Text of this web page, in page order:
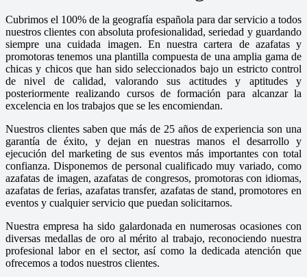
Cubrimos el 100% de la geografía española para dar servicio a todos
nuestros clientes con absoluta profesionalidad, seriedad y guardando
siempre una cuidada imagen. En nuestra cartera de azafatas y
promotoras tenemos una plantilla compuesta de una amplia gama de
chicas y chicos que han sido seleccionados bajo un estricto control
de nivel de calidad, valorando sus actitudes y aptitudes y
posteriormente realizando cursos de formación para alcanzar la
excelencia en los trabajos que se les encomiendan.
Nuestros clientes saben que más de 25 años de experiencia son una
garantía de éxito, y dejan en nuestras manos el desarrollo y
ejecución del marketing de sus eventos más importantes con total
confianza. Disponemos de personal cualificado muy variado, como
azafatas de imagen, azafatas de congresos, promotoras con idiomas,
azafatas de ferias, azafatas transfer, azafatas de stand, promotores en
eventos y cualquier servicio que puedan solicitarnos.
Nuestra empresa ha sido galardonada en numerosas ocasiones con
diversas medallas de oro al mérito al trabajo, reconociendo nuestra
profesional labor en el sector, así como la dedicada atención que
ofrecemos a todos nuestros clientes.